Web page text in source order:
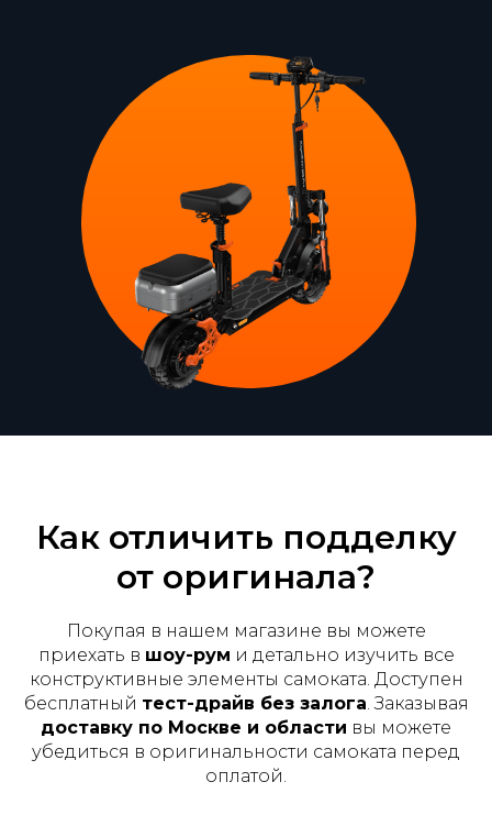
Как отличить подделку
от оригинала?
Покупая в нашем магазине вы можете
приехать в шоу-рум и детально изучить все
конструктивные элементы самоката. Доступен
бесплатный тест-драйв без залога. Заказывая
доставку по Москве и области вы можете
убедиться в оригинальности самоката перед
оплатой.